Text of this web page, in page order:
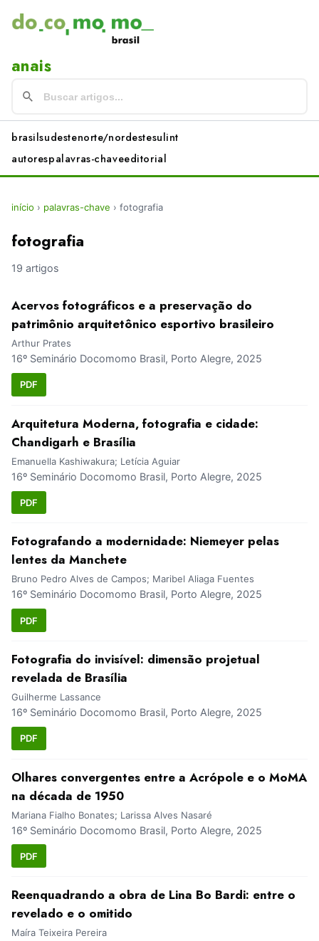
anais
brasilsudestenorte/nordestesulint
autorespalavras-chaveeditorial
início › palavras-chave › fotografia
fotografia
19 artigos
Acervos fotográficos e a preservação do
patrimônio arquitetônico esportivo brasileiro
Arthur Prates
16º Seminário Docomomo Brasil, Porto Alegre, 2025
PDF
Arquitetura Moderna, fotografia e cidade:
Chandigarh e Brasília
Emanuella Kashiwakura; Letícia Aguiar
16º Seminário Docomomo Brasil, Porto Alegre, 2025
PDF
Fotografando a modernidade: Niemeyer pelas
lentes da Manchete
Bruno Pedro Alves de Campos; Maribel Aliaga Fuentes
16º Seminário Docomomo Brasil, Porto Alegre, 2025
PDF
Fotografia do invisível: dimensão projetual
revelada de Brasília
Guilherme Lassance
16º Seminário Docomomo Brasil, Porto Alegre, 2025
PDF
Olhares convergentes entre a Acrópole e o MoMA
na década de 1950
Mariana Fialho Bonates; Larissa Alves Nasaré
16º Seminário Docomomo Brasil, Porto Alegre, 2025
PDF
Reenquadrando a obra de Lina Bo Bardi: entre o
revelado e o omitido
Maíra Teixeira Pereira